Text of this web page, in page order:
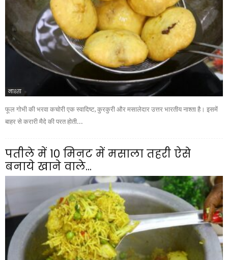
नाश्ता
फूल गोभी की भरवा कचोरी एक स्वादिष्ट, कुरकुरी और मसालेदार उत्तर भारतीय नाश्ता है। इसमें
बाहर से करारी मैदे की परत होती...
पतीले में 10 मिनट में मसाला तहरी ऐसे
बनाये खाने वाले...